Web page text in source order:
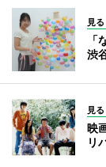
見
渋
見
映
リ